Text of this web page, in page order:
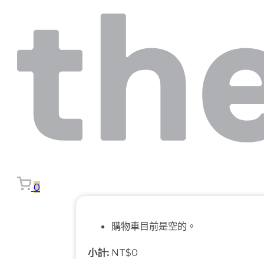
0
購物車目前是空的。
小計: NT$0